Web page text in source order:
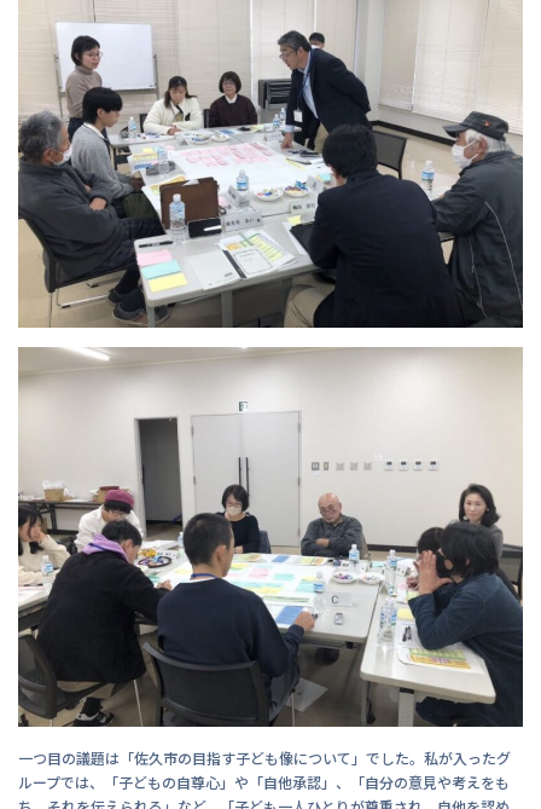
一つ目の議題は「佐久市の目指す子ども像について」でした。私が入ったグ
ループでは、「子どもの自尊心」や「自他承認」、「自分の意見や考えをも